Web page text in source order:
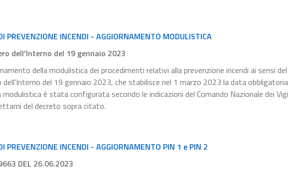
PREVENZIONE INCENDI - AGGIORNAMENTO MODULISTICA
dell'Interno del 19 gennaio 2023
della modulistica dei procedimenti relativi alla prevenzione incendi ai sensi del
del 19 gennaio 2023, che stabilisce nel 1 marzo 2023 la data
è stata configurata secondo le indicazioni del Comando Nazionale dei
del decreto sopra citato.
PREVENZIONE INCENDI - AGGIORNAMENTO PIN 1 e PIN 2
DEL 26.06.2023